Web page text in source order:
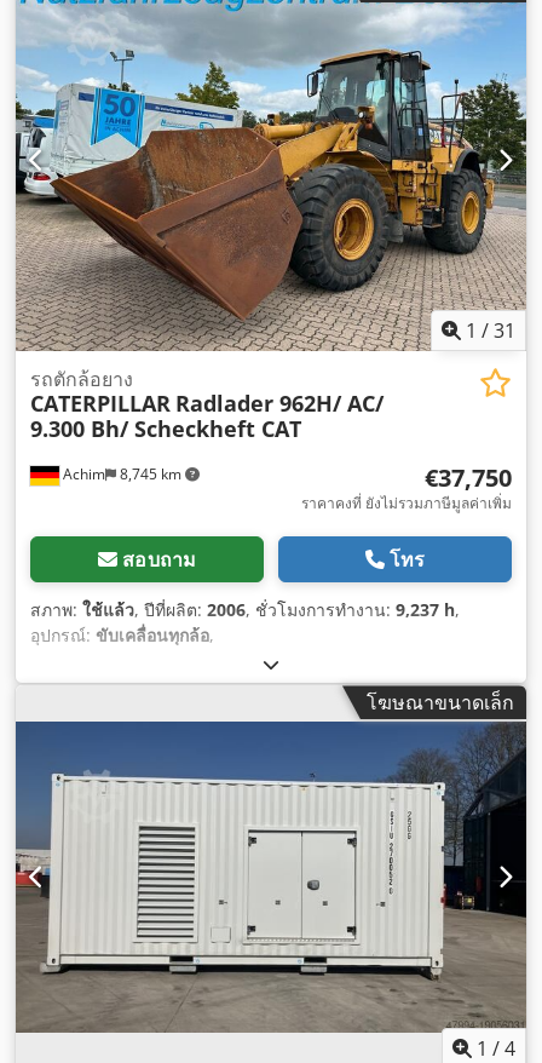
1 /31
Achim 8,745 km
รถตักล้อยาง
CATERPILLAR Radlader 962H/ AC/
9.300 Bh/ Scheckheft CAT
€37,750
ราคาคงที่ ยังไม่รวมภาษีมูลค่าเพิ่ม
สอบถาม โทร
สภาพ: ใช้แล้ว, ปีที่ผลิต: 2006, ชั่วโมงการทำงาน: 9,237 h,
อุปกรณ์: ขับเคลื่อนทุกล้อ,
โฆษณาขนาดเล็ก
1 /4